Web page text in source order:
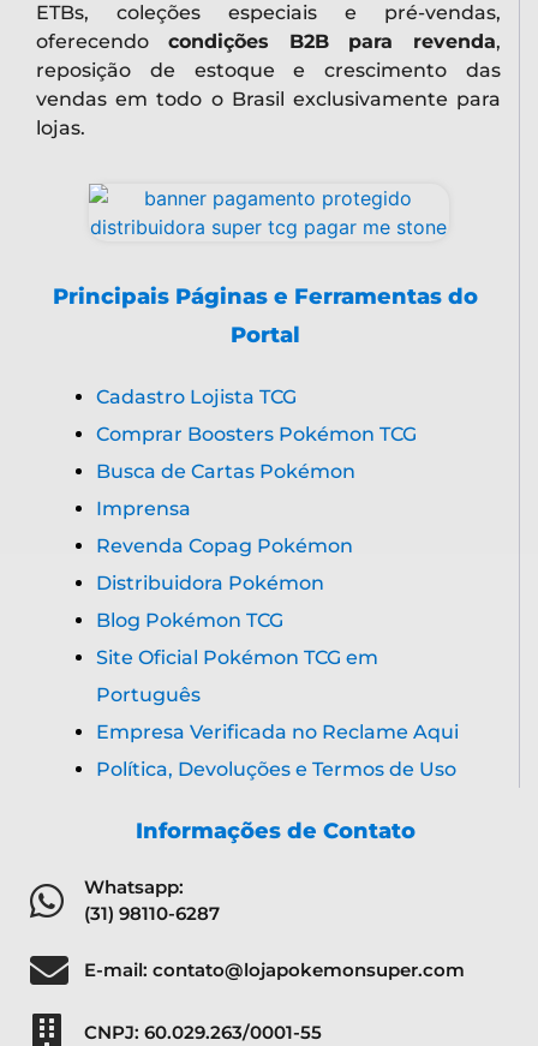
ETBs, coleções especiais e pré-vendas,
oferecendo condições B2B para revenda,
reposição de estoque e crescimento das
vendas em todo o Brasil exclusivamente para
lojas.
Principais Páginas e Ferramentas do
Portal
Cadastro Lojista TCG
Comprar Boosters Pokémon TCG
Busca de Cartas Pokémon
Imprensa
Revenda Copag Pokémon
Distribuidora Pokémon
Blog Pokémon TCG
Site Oficial Pokémon TCG em
Português
Empresa Verificada no Reclame Aqui
Política, Devoluções e Termos de Uso
Informações de Contato
Whatsapp:
(31) 98110-6287
E-mail: contato@lojapokemonsuper.com
CNPJ: 60.029.263/0001-55